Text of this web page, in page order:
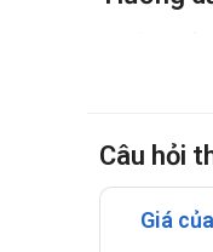
Đối
Đối
Câu hỏi
Giá